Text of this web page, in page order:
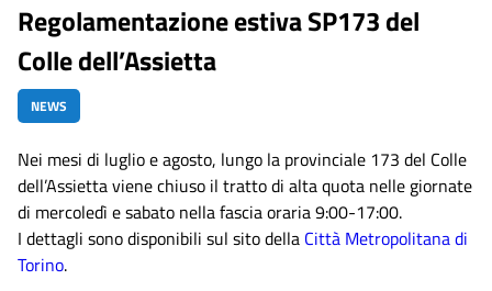
Regolamentazione estiva SP173 del
Colle dell’Assietta
NEWS
Nei mesi di luglio e agosto, lungo la provinciale 173 del Colle
dell’Assietta viene chiuso il tratto di alta quota nelle giornate
di mercoledì e sabato nella fascia oraria 9:00-17:00.
I dettagli sono disponibili sul sito della Città Metropolitana di
Torino.